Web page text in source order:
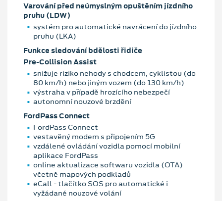
Varování před neúmyslným opuštěním jízdního
pruhu (LDW)
systém pro automatické navrácení do jízdního
pruhu (LKA)
Funkce sledování bdělosti řidiče
Pre-Collision Assist
snižuje riziko nehody s chodcem, cyklistou (do
80 km/h) nebo jiným vozem (do 130 km/h)
výstraha v případě hrozícího nebezpečí
autonomní nouzové brzdění
FordPass Connect
FordPass Connect
vestavěný modem s připojením 5G
vzdálené ovládání vozidla pomocí mobilní
aplikace FordPass
online aktualizace softwaru vozidla (OTA)
včetně mapových podkladů
eCall - tlačítko SOS pro automatické i
vyžádané nouzové volání